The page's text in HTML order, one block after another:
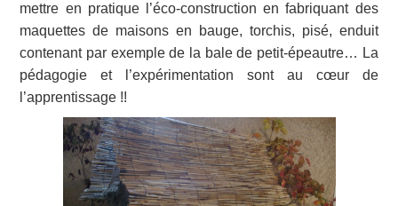
mettre en pratique l’éco-construction en fabriquant des
maquettes de maisons en bauge, torchis, pisé, enduit
contenant par exemple de la bale de petit-épeautre… La
pédagogie et l’expérimentation sont au cœur de
l’apprentissage !!